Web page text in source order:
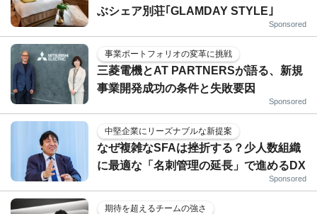
ぶシェア別荘｢GLAMDAY STYLE｣
Sponsored
事業ポートフォリオの変革に挑戦
三菱電機とAT PARTNERSが語る、新規
事業開発成功の条件と失敗要因
Sponsored
中堅企業にリーズナブルな新提案
なぜ複雑なSFAは挫折する？少人数組織
に最適な「名刺管理の延長」で進めるDX
Sponsored
期待を超えるチームの強さ